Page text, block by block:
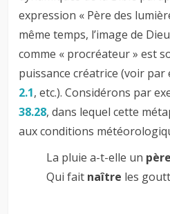
expression « Père des
même temps, l’image de
comme « procréateur » est
puissance créatrice (voir par
2.1, etc.). Considérons par
38.28, dans lequel cette
aux conditions
La pluie a-t-elle un
Qui fait naître les